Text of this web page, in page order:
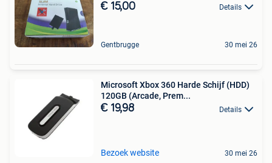
€ 15,00 Details
Gentbrugge 30 mei 26
Microsoft Xbox 360 Harde Schijf (HDD)
120GB (Arcade, Prem...
€ 19,98 Details
Bezoek website 30 mei 26